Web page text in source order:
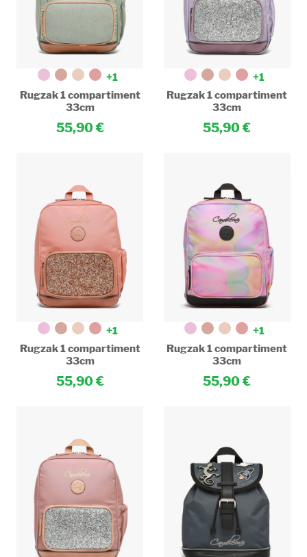
+1
Rugzak 1 compartiment
33cm
55,90
+1
Rugzak 1 compartiment
33cm
55,90
+1
Rugzak 1 compartiment
33cm
55,90
+1
Rugzak 1 compartiment
33cm
55,90